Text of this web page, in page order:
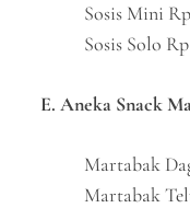
Sosis Mini
Sosis Solo
E. Aneka Snack
Martabak
Martabak